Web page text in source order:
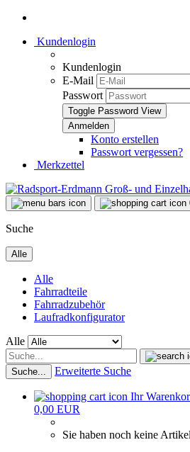
Kundenlogin
Kundenlogin
E-Mail
Passwort
Toggle Password View
Konto erstellen
Passwort vergessen?
Merkzettel
Suche
Alle
Alle
Fahrradteile
Fahrradzubehör
Laufradkonfigurator
Alle
Suche... Erweiterte Suche
Ihr
0,00 EUR
Sie haben noch keine